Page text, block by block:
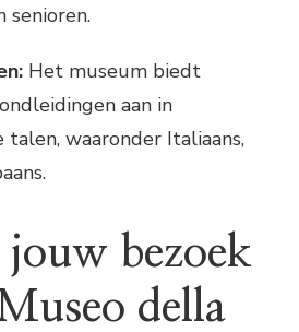
senioren.
Het museum biedt
aan in
talen, waaronder Italiaans,
jouw bezoek
della